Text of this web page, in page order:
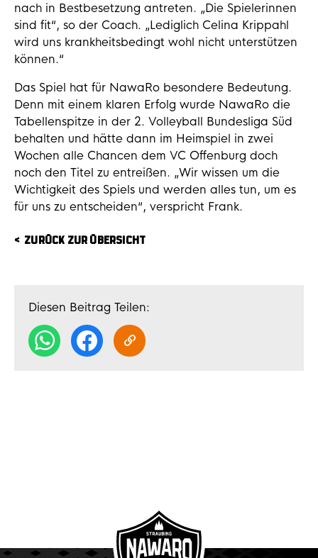
nach in Bestbesetzung antreten. „Die Spielerinnen
sind fit“, so der Coach. „Lediglich Celina Krippahl
wird uns krankheitsbedingt wohl nicht unterstützen
können.“
Das Spiel hat für NawaRo besondere Bedeutung.
Denn mit einem klaren Erfolg wurde NawaRo die
Tabellenspitze in der 2. Volleyball Bundesliga Süd
behalten und hätte dann im Heimspiel in zwei
Wochen alle Chancen dem VC Offenburg doch
noch den Titel zu entreißen. „Wir wissen um die
Wichtigkeit des Spiels und werden alles tun, um es
für uns zu entscheiden“, verspricht Frank.
ZURÜCK ZUR ÜBERSICHT
Diesen Beitrag Teilen: